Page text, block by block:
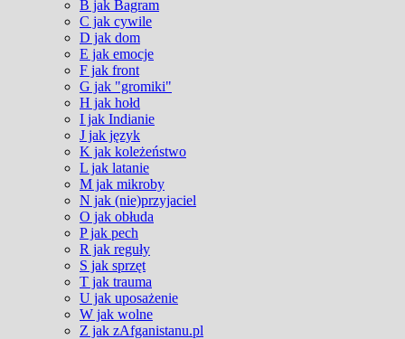
B jak Bagram
C jak cywile
D jak dom
E jak emocje
F jak front
G jak "gromiki"
H jak hołd
I jak Indianie
J jak język
K jak koleżeństwo
L jak latanie
M jak mikroby
N jak (nie)przyjaciel
O jak obłuda
P jak pech
R jak reguły
S jak sprzęt
T jak trauma
U jak uposażenie
W jak wolne
Z jak zAfganistanu.pl